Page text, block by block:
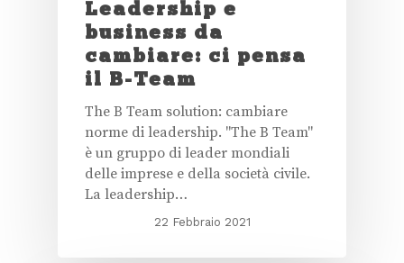
Leadership e
business da
cambiare: ci pensa
il B-Team
The B Team solution: cambiare
norme di leadership. "The B Team"
è un gruppo di leader mondiali
delle imprese e della società civile.
La leadership…
22 Febbraio 2021